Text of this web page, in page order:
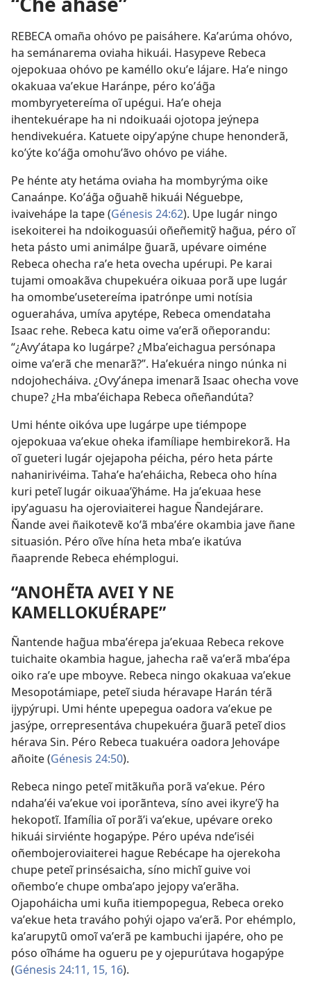
REBECA omaña ohóvo pe paisáhere. Kaʼarúma ohóvo,
ha semánarema oviaha hikuái. Hasypeve Rebeca
ojepokuaa ohóvo pe kaméllo okuʼe lájare. Haʼe ningo
okakuaa vaʼekue Haránpe, péro koʼág̃a
mombyryetereíma oĩ upégui. Haʼe oheja
ihentekuérape ha ni ndoikuaái ojotopa jeýnepa
hendivekuéra. Katuete oipyʼapýne chupe henonderã,
koʼýte koʼág̃a omohuʼãvo ohóvo pe viáhe.
Pe hénte aty hetáma oviaha ha mombyrýma oike
Canaánpe. Koʼág̃a og̃uahẽ hikuái Néguebpe,
ivaivehápe la tape (Génesis 24:62). Upe lugár ningo
isekoiterei ha ndoikoguasúi oñeñemitỹ hag̃ua, péro oĩ
heta pásto umi animálpe g̃uarã, upévare oiméne
Rebeca ohecha raʼe heta ovecha upérupi. Pe karai
tujami omoakãva chupekuéra oikuaa porã upe lugár
ha omombeʼusetereíma ipatrónpe umi notísia
ogueraháva, umíva apytépe, Rebeca omendataha
Isaac rehe. Rebeca katu oime vaʼerã oñeporandu:
“¿Avyʼátapa ko lugárpe? ¿Mbaʼeichagua persónapa
oime vaʼerã che menarã?”. Haʼekuéra ningo núnka ni
ndojohecháiva. ¿Ovyʼánepa imenarã Isaac ohecha vove
chupe? ¿Ha mbaʼéichapa Rebeca oñeñandúta?
Umi hénte oikóva upe lugárpe upe tiémpope
ojepokuaa vaʼekue oheka ifamíliape hembirekorã. Ha
oĩ gueteri lugár ojejapoha péicha, péro heta párte
nahanirivéima. Tahaʼe haʼeháicha, Rebeca oho hína
kuri peteĩ lugár oikuaaʼỹháme. Ha jaʼekuaa hese
ipyʼaguasu ha ojeroviaiterei hague Ñandejárare.
Ñande avei ñaikotevẽ koʼã mbaʼére okambia jave ñane
situasión. Péro oĩve hína heta mbaʼe ikatúva
ñaaprende Rebeca ehémplogui.
“ANOHẼTA AVEI Y NE
KAMELLOKUÉRAPE”
Ñantende hag̃ua mbaʼérepa jaʼekuaa Rebeca rekove
tuichaite okambia hague, jahecha raẽ vaʼerã mbaʼépa
oiko raʼe upe mboyve. Rebeca ningo okakuaa vaʼekue
Mesopotámiape, peteĩ siuda héravape Harán térã
ijypýrupi. Umi hénte upepegua oadora vaʼekue pe
jasýpe, orrepresentáva chupekuéra g̃uarã peteĩ dios
hérava Sin. Péro Rebeca tuakuéra oadora Jehovápe
añoite (Génesis 24:50).
Rebeca ningo peteĩ mitãkuña porã vaʼekue. Péro
ndahaʼéi vaʼekue voi iporãnteva, síno avei ikyreʼỹ ha
hekopotĩ. Ifamília oĩ porãʼi vaʼekue, upévare oreko
hikuái sirviénte hogapýpe. Péro upéva ndeʼiséi
oñembojeroviaiterei hague Rebécape ha ojerekoha
chupe peteĩ prinsésaicha, síno michĩ guive voi
oñemboʼe chupe ombaʼapo jejopy vaʼerãha.
Ojapoháicha umi kuña itiempopegua, Rebeca oreko
vaʼekue heta traváho pohýi ojapo vaʼerã. Por ehémplo,
kaʼarupytũ omoĩ vaʼerã pe kambuchi ijapére, oho pe
póso oĩháme ha ogueru pe y ojepurútava hogapýpe
(Génesis 24:11, 15, 16).